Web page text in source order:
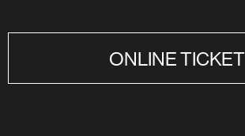
ONLINE TICKET